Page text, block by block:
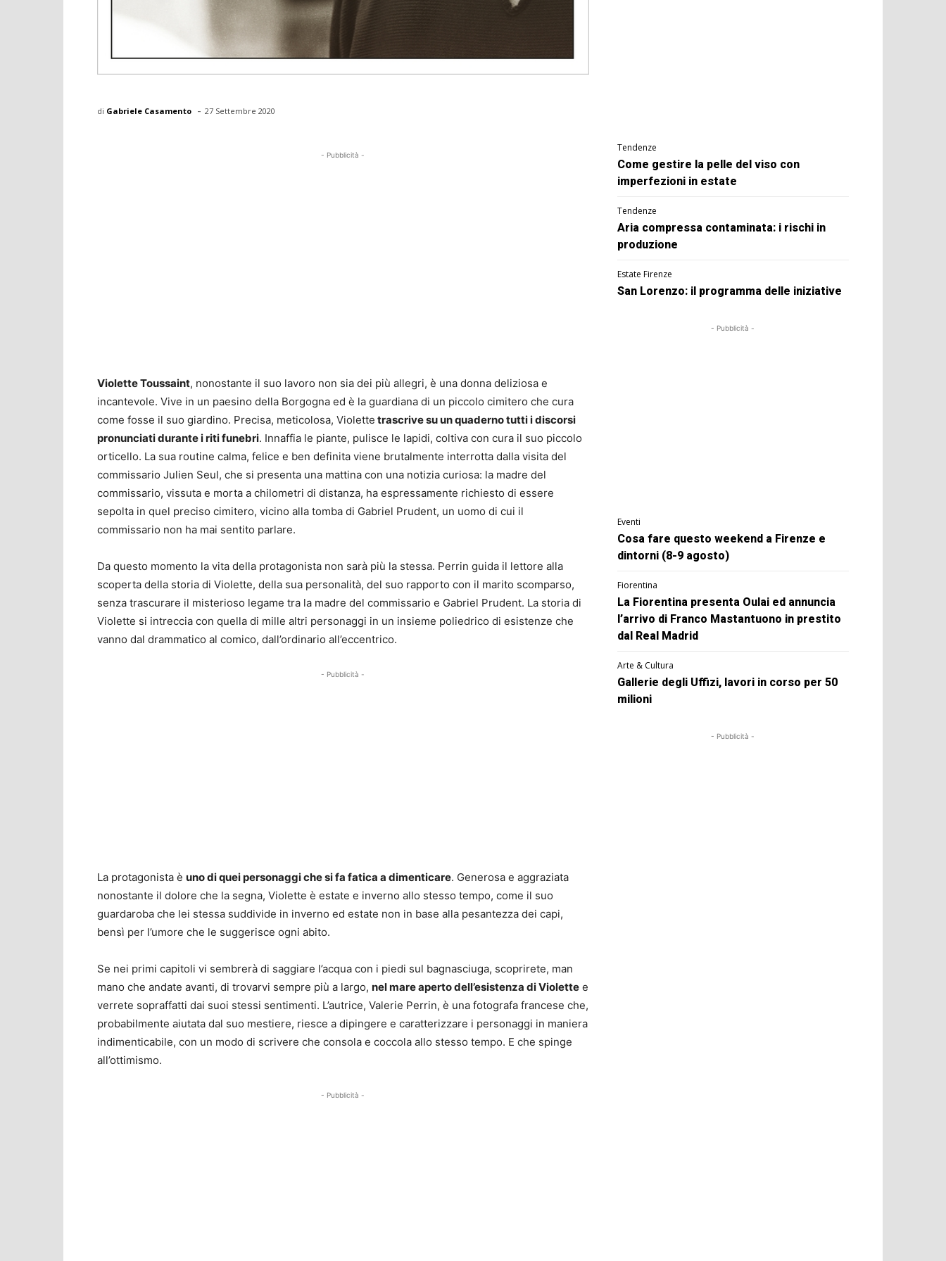
di Gabriele Casamento - 27 Settembre 2020
- Pubblicità -
Violette Toussaint, nonostante il suo lavoro non sia dei più allegri, è una donna deliziosa e
incantevole. Vive in un paesino della Borgogna ed è la guardiana di un piccolo cimitero che cura
come fosse il suo giardino. Precisa, meticolosa, Violette trascrive su un quaderno tutti i discorsi
pronunciati durante i riti funebri. Innaffia le piante, pulisce le lapidi, coltiva con cura il suo piccolo
orticello. La sua routine calma, felice e ben definita viene brutalmente interrotta dalla visita del
commissario Julien Seul, che si presenta una mattina con una notizia curiosa: la madre del
commissario, vissuta e morta a chilometri di distanza, ha espressamente richiesto di essere
sepolta in quel preciso cimitero, vicino alla tomba di Gabriel Prudent, un uomo di cui il
commissario non ha mai sentito parlare.
Da questo momento la vita della protagonista non sarà più la stessa. Perrin guida il lettore alla
scoperta della storia di Violette, della sua personalità, del suo rapporto con il marito scomparso,
senza trascurare il misterioso legame tra la madre del commissario e Gabriel Prudent. La storia di
Violette si intreccia con quella di mille altri personaggi in un insieme poliedrico di esistenze che
vanno dal drammatico al comico, dall’ordinario all’eccentrico.
- Pubblicità -
La protagonista è uno di quei personaggi che si fa fatica a dimenticare. Generosa e aggraziata
nonostante il dolore che la segna, Violette è estate e inverno allo stesso tempo, come il suo
guardaroba che lei stessa suddivide in inverno ed estate non in base alla pesantezza dei capi,
bensì per l’umore che le suggerisce ogni abito.
Se nei primi capitoli vi sembrerà di saggiare l’acqua con i piedi sul bagnasciuga, scoprirete, man
mano che andate avanti, di trovarvi sempre più a largo, nel mare aperto dell’esistenza di Violette e
verrete sopraffatti dai suoi stessi sentimenti. L’autrice, Valerie Perrin, è una fotografa francese che,
probabilmente aiutata dal suo mestiere, riesce a dipingere e caratterizzare i personaggi in maniera
indimenticabile, con un modo di scrivere che consola e coccola allo stesso tempo. E che spinge
all’ottimismo.
- Pubblicità -
Tendenze
Come gestire la pelle del viso con
imperfezioni in estate
Tendenze
Aria compressa contaminata: i rischi in
produzione
Estate Firenze
San Lorenzo: il programma delle iniziative
- Pubblicità -
Eventi
Cosa fare questo weekend a Firenze e
dintorni (8-9 agosto)
Fiorentina
La Fiorentina presenta Oulai ed annuncia
l’arrivo di Franco Mastantuono in prestito
dal Real Madrid
Arte & Cultura
Gallerie degli Uffizi, lavori in corso per 50
milioni
- Pubblicità -